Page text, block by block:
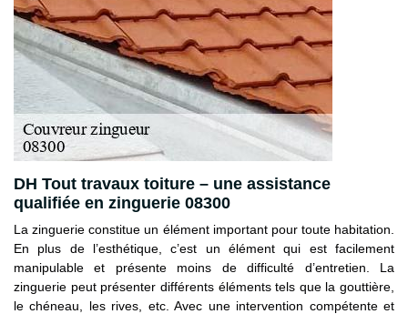
DH Tout travaux toiture – une assistance
qualifiée en zinguerie 08300
La zinguerie constitue un élément important pour toute habitation.
En plus de l’esthétique, c’est un élément qui est facilement
manipulable et présente moins de difficulté d’entretien. La
zinguerie peut présenter différents éléments tels que la gouttière,
le chéneau, les rives, etc. Avec une intervention compétente et